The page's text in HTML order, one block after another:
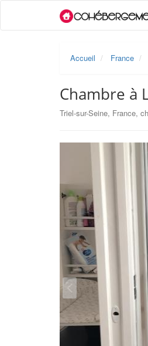
Accueil France
Chambre à
Triel-sur-Seine, France,